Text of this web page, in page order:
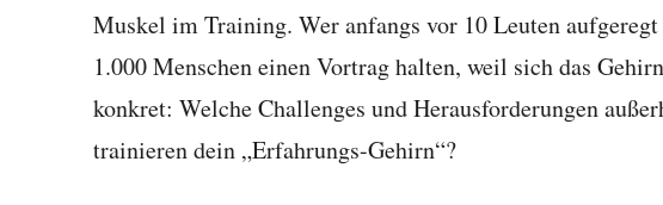
Muskel im Training. Wer anfangs vor 10 Leuten
1.000 Menschen einen Vortrag halten, weil sich das
konkret: Welche Challenges und Herausforderungen
trainieren dein „Erfahrungs-Gehirn“?